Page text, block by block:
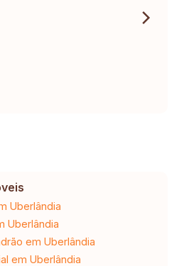
Uberlândia
Uberlândia
em Uberlândia
em Uberlândia